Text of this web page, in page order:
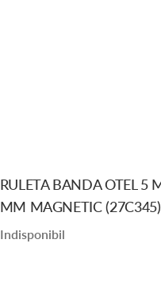
RULETA BANDA OTEL 5
MM MAGNETIC (27C345)
Indisponibil